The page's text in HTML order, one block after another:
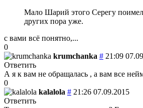
Мало Шарий этого Серегу
других пора уже.
с вами всё понятно,...
0
krumchanka # 21:09
Ответить
А я к вам не обращалась , а вам все
0
kalalola # 21:26 07.09.2015
Ответить